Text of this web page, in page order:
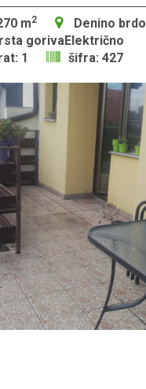
m2
Denino brdo
gorivaElektrično
1
šifra: 427